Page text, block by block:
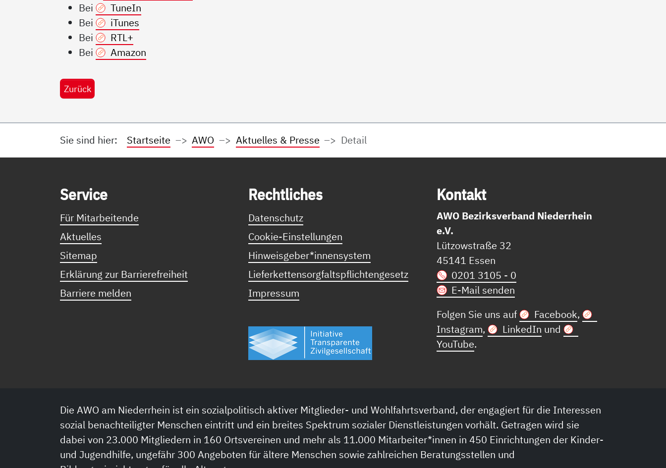
Bei
TuneIn
Bei
iTunes
Bei
RTL+
Bei
Amazon
Zurück
Sie sind hier: Startseite AWO Aktuelles & Presse Detail
Ser­vice
Für Mitarbeitende
Aktuelles
Sitemap
Erklärung zur Barrierefreiheit
Barriere melden
Recht­li­ches
Datenschutz
Cookie-Einstellungen
Hinweisgeber*innensystem
Lieferkettensorgfaltspflichtengesetz
Impressum
Kon­takt
AWO Bezirksverband Niederrhein
e.V.
Lützowstraße 32
45141 Essen
0201 3105 - 0
E-Mail senden
Folgen Sie uns auf
Facebook,
Instagram, LinkedIn und
YouTube.
Die AWO am Niederrhein ist ein sozialpolitisch aktiver Mitglieder- und Wohlfahrtsverband, der engagiert für die Interessen
sozial benachteiligter Menschen eintritt und ein breites Spektrum sozialer Dienstleistungen vorhält. Getragen wird sie
dabei von 23.000 Mitgliedern in 160 Ortsvereinen und mehr als 11.000 Mitarbeiter*innen in 450 Einrichtungen der Kinder-
und Jugendhilfe, ungefähr 300 Angeboten für ältere Menschen sowie zahlreichen Beratungsstellen und